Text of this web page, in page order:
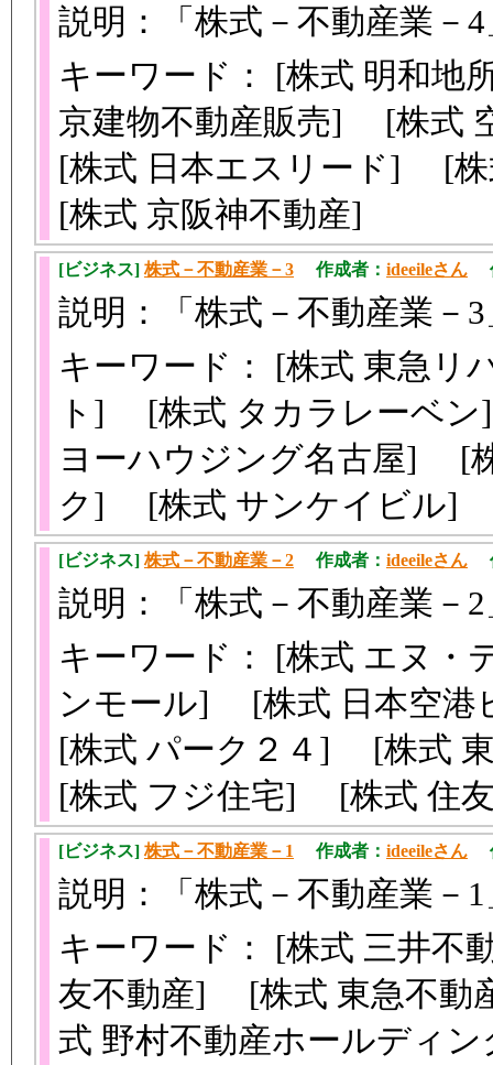
説明：「株式－不動産業－
キーワード： [株式 明和
京建物不動産販売] [株
[株式 日本エスリード] [
[株式 京阪神不動産]
[ビジネス] 株式－不動産業－3 作成者： ideeileさん
説明：「株式－不動産業－
キーワード： [株式 東急
ト] [株式 タカラレーベ
ヨーハウジング名古屋] [
ク] [株式 サンケイビル
[ビジネス] 株式－不動産業－2 作成者： ideeileさん
説明：「株式－不動産業－
キーワード： [株式 エヌ
ンモール] [株式 日本空
[株式 パーク２４] [株式
[株式 フジ住宅] [株式 住
[ビジネス] 株式－不動産業－1 作成者： ideeileさん
説明：「株式－不動産業－
キーワード： [株式 三井
友不動産] [株式 東急不
式 野村不動産ホールデ